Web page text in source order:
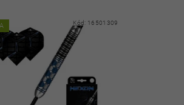
Kód: 16501309